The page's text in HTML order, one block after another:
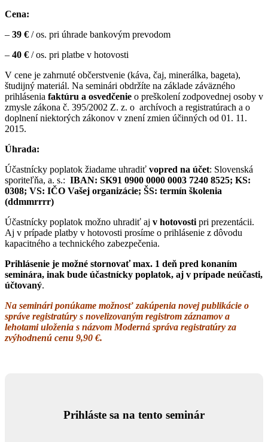
Cena:
– 39 € / os. pri úhrade bankovým prevodom
– 40 € / os. pri platbe v hotovosti
V cene je zahrnuté občerstvenie (káva, čaj, minerálka, bageta),
študijný materiál. Na seminári obdržíte na základe záväzného
prihlásenia faktúru a osvedčenie o preškolení zodpovednej osoby v
zmysle zákona č. 395/2002 Z. z. o archívoch a registratúrach a o
doplnení niektorých zákonov v znení zmien účinných od 01. 11.
2015.
Úhrada:
Účastnícky poplatok žiadame uhradiť vopred na účet: Slovenská
sporiteľňa, a. s.: IBAN: SK91 0900 0000 0003 7240 8525; KS:
0308; VS: IČO Vašej organizácie; ŠS: termín školenia
(ddmmrrrr)
Účastnícky poplatok možno uhradiť aj v hotovosti pri prezentácii.
Aj v prípade platby v hotovosti prosíme o prihlásenie z dôvodu
kapacitného a technického zabezpečenia.
Prihlásenie je možné stornovať max. 1 deň pred konaním
seminára, inak bude účastnícky poplatok, aj v prípade neúčasti,
účtovaný.
Na seminári ponúkame možnosť zakúpenia novej publikácie o
správe registratúry s novelizovaným registrom záznamov a
lehotami uloženia s názvom Moderná správa registratúry za
zvýhodnenú cenu 9,90 €.
Prihláste sa na tento seminár